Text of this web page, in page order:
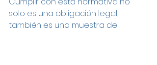
solo es una obligación legal,
también es una muestra de